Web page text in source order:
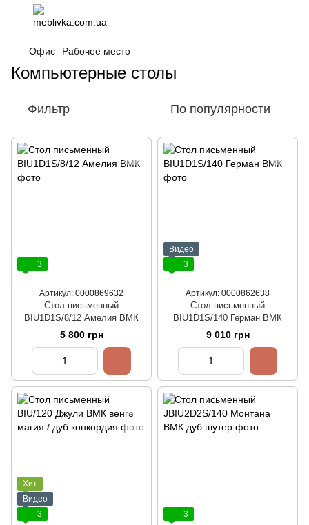
Офис Рабочее место
Компьютерные столы
Фильтр По популярности
3
Артикул: 0000869632
Стол письменный
BIU1D1S/8/12 Амелия ВМК
5 800 грн
Видео
3
Артикул: 0000862638
Стол письменный
BIU1D1S/140 Герман ВМК
9 010 грн
Хит
Видео
3
3